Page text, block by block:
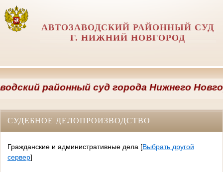
АВТОЗАВОДСКИЙ РАЙОННЫЙ СУД
Г. НИЖНИЙ НОВГОРОД
районный суд города Нижнего
СУДЕБНОЕ ДЕЛОПРОИЗВОДСТВО
Гражданские и административные дела [Выбрать другой
сервер]